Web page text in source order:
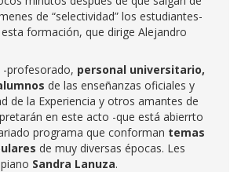
de “selectividad” los estudiantes-
formación, que dirige Alejandro
-profesorado, personal universitario,
de las enseñanzas oficiales y
de la Experiencia y otros amantes de
en este acto -que está abierrto
programa que conforman temas
de muy diversas épocas. Les
Sandra Lanuza.